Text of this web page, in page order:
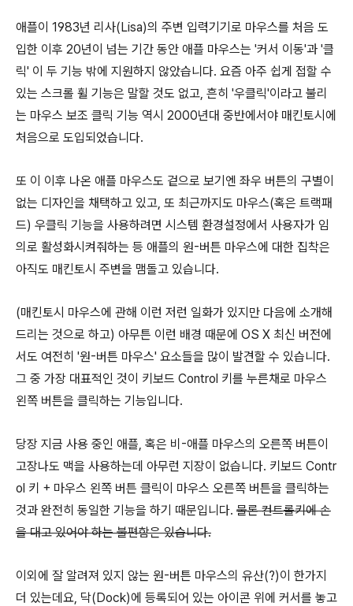
애플이 1983년 리사(Lisa)의 주변 입력기기로 마우스를 처음 도
입한 이후 20년이 넘는 기간 동안 애플 마우스는 '커서 이동'과 '클
릭' 이 두 기능 밖에 지원하지 않았습니다. 요즘 아주 쉽게 접할 수
있는 스크롤 휠 기능은 말할 것도 없고, 흔히 '우클릭'이라고 불리
는 마우스 보조 클릭 기능 역시 2000년대 중반에서야 매킨토시에
처음으로 도입되었습니다.
또 이 이후 나온 애플 마우스도 겉으로 보기엔 좌우 버튼의 구별이
없는 디자인을 채택하고 있고, 또 최근까지도 마우스(혹은 트랙패
드) 우클릭 기능을 사용하려면 시스템 환경설정에서 사용자가 임
의로 활성화시켜줘하는 등 애플의 원-버튼 마우스에 대한 집착은
아직도 매킨토시 주변을 맴돌고 있습니다.
(매킨토시 마우스에 관해 이런 저런 일화가 있지만 다음에 소개해
드리는 것으로 하고) 아무튼 이런 배경 때문에 OS X 최신 버전에
서도 여전히 '원-버튼 마우스' 요소들을 많이 발견할 수 있습니다.
그 중 가장 대표적인 것이 키보드 Control 키를 누른채로 마우스
왼쪽 버튼을 클릭하는 기능입니다.
당장 지금 사용 중인 애플, 혹은 비-애플 마우스의 오른쪽 버튼이
고장나도 맥을 사용하는데 아무런 지장이 없습니다. 키보드 Contr
ol 키 + 마우스 왼쪽 버튼 클릭이 마우스 오른쪽 버튼을 클릭하는
것과 완전히 동일한 기능을 하기 때문입니다. 물론 컨트롤키에 손
을 대고 있어야 하는 불편함은 있습니다.
이외에 잘 알려져 있지 않는 원-버튼 마우스의 유산(?)이 한가지
더 있는데요, 닥(Dock)에 등록되어 있는 아이콘 위에 커서를 놓고